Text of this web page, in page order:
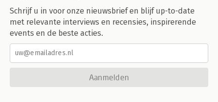
Schrijf u in voor onze nieuwsbrief en blijf up-to-date
met relevante interviews en recensies, inspirerende
events en de beste acties.
Aanmelden